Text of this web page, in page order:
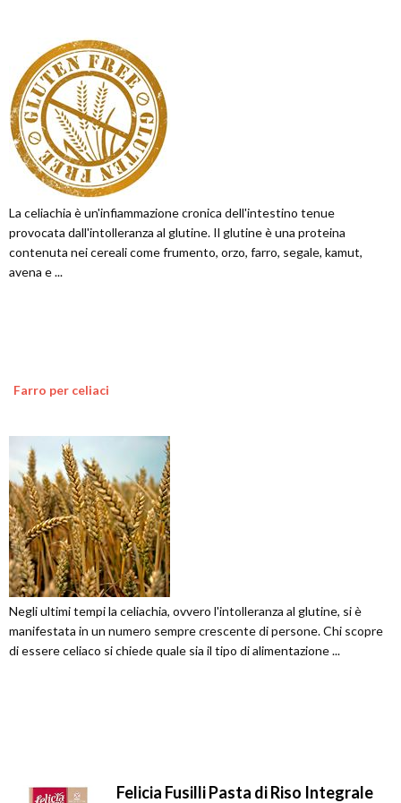
La celiachia è un'infiammazione cronica dell'intestino tenue
provocata dall'intolleranza al glutine. Il glutine è una proteina
contenuta nei cereali come frumento, orzo, farro, segale, kamut,
avena e ...
Farro per celiaci
Negli ultimi tempi la celiachia, ovvero l'intolleranza al glutine, si è
manifestata in un numero sempre crescente di persone. Chi scopre
di essere celiaco si chiede quale sia il tipo di alimentazione ...
Felicia Fusilli Pasta di Riso Integrale